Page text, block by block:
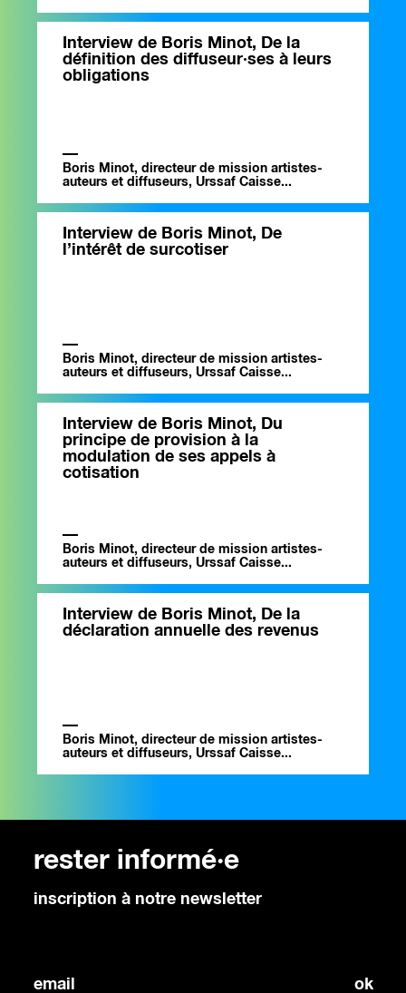
Interview de Boris Minot, De la
définition des diffuseur·ses à leurs
obligations
Boris Minot, directeur de mission artistes-
auteurs et diffuseurs, Urssaf Caisse...
Interview de Boris Minot, De
l’intérêt de surcotiser
Boris Minot, directeur de mission artistes-
auteurs et diffuseurs, Urssaf Caisse...
Interview de Boris Minot, Du
principe de provision à la
modulation de ses appels à
cotisation
Boris Minot, directeur de mission artistes-
auteurs et diffuseurs, Urssaf Caisse...
Interview de Boris Minot, De la
déclaration annuelle des revenus
Boris Minot, directeur de mission artistes-
auteurs et diffuseurs, Urssaf Caisse...
rester informé·e
inscription à notre newsletter